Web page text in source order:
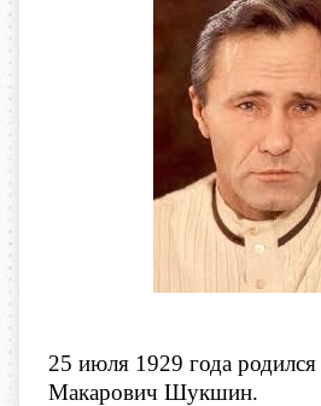
25 июля 1929 года
Макарович Шукшин.